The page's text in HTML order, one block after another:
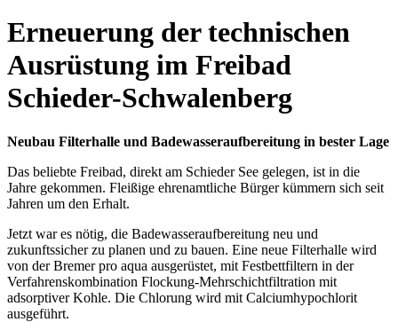
Erneuerung der technischen
Ausrüstung im Freibad
Schieder-Schwalenberg
Neubau Filterhalle und Badewasseraufbereitung in bester Lage
Das beliebte Freibad, direkt am Schieder See gelegen, ist in die
Jahre gekommen. Fleißige ehrenamtliche Bürger kümmern sich seit
Jahren um den Erhalt.
Jetzt war es nötig, die Badewasseraufbereitung neu und
zukunftssicher zu planen und zu bauen. Eine neue Filterhalle wird
von der Bremer pro aqua ausgerüstet, mit Festbettfiltern in der
Verfahrenskombination Flockung-Mehrschichtfiltration mit
adsorptiver Kohle. Die Chlorung wird mit Calciumhypochlorit
ausgeführt.